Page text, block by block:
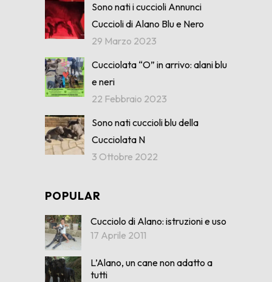
Sono nati i cuccioli Annunci
Cuccioli di Alano Blu e Nero
29 Marzo 2023
Cucciolata “O” in arrivo: alani blu
e neri
22 Febbraio 2023
Sono nati cuccioli blu della
Cucciolata N
3 Ottobre 2022
POPULAR
Cucciolo di Alano: istruzioni e uso
17 Aprile 2011
L’Alano, un cane non adatto a
tutti